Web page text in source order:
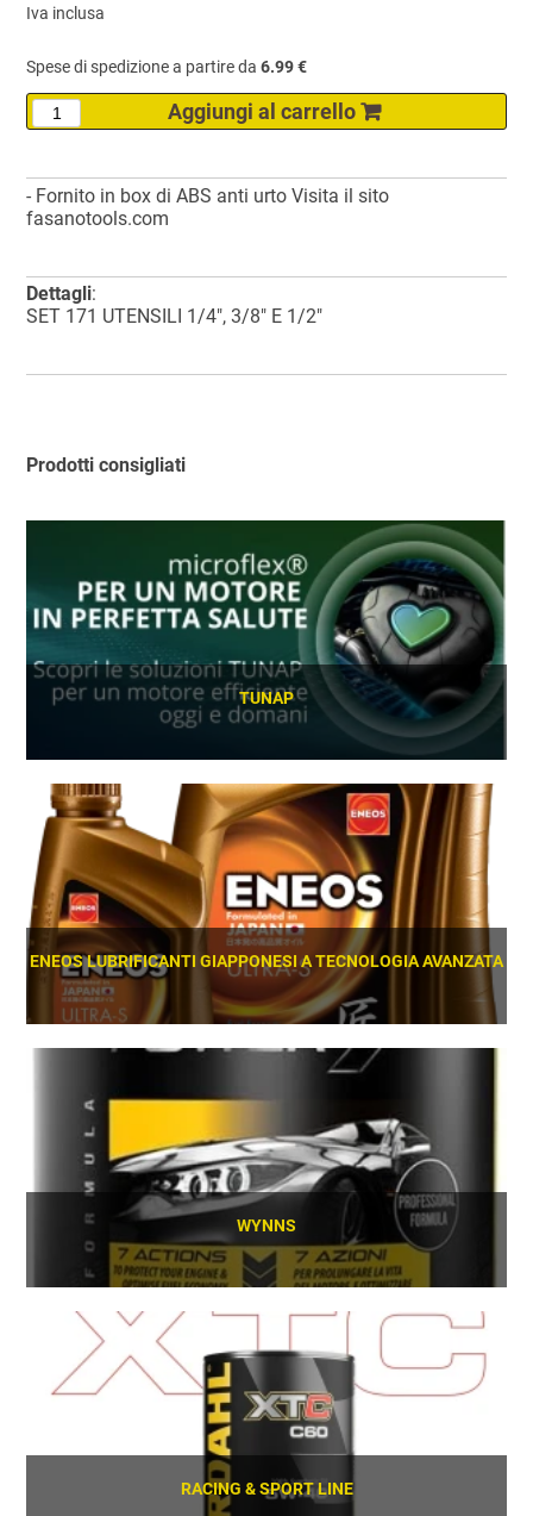
Iva inclusa
Spese di spedizione a partire da6.99 €
- Fornito in box di ABS anti urto Visita il sito
fasanotools.com
Dettagli:
SET 171 UTENSILI 1/4", 3/8" E 1/2"
Prodotti consigliati
TUNAP
SCOPRI
ENEOS LUBRIFICANTI GIAPPONESI A TECNOLOGIA AVANZATA
SCOPRI
WYNNS
SCOPRI
RACING & SPORT LINE